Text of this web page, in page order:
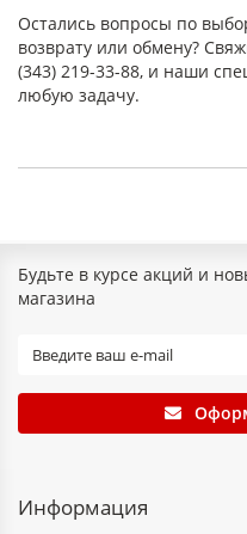
Класс нагревостойкости
классификации ГОСТ)
Рабочая температура
Из-за того, что
слюдопластовой бумаги,
мощных электрических
Преимущества
термостойкость;
Остались вопросы по
возврату или обмену?
(343) 219-33-88, и наши
любую задачу.
Будьте в курсе акций и
магазина
Информация